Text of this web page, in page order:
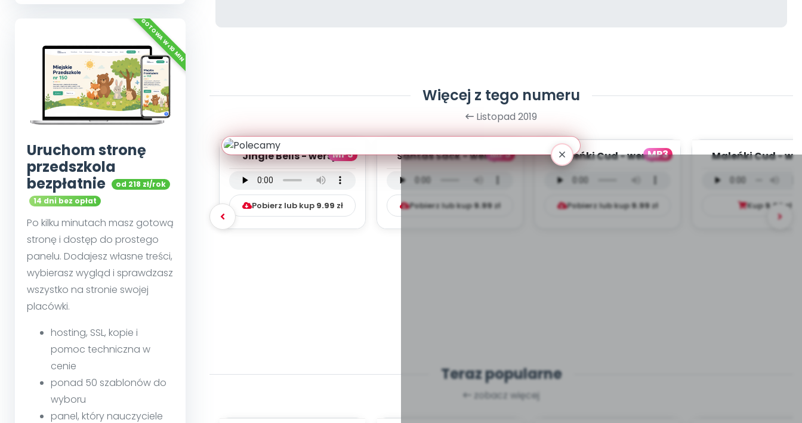
Uruchom stronę
przedszkola
bezpłatnie
od 218 zł/rok
14 dni bez opłat
Po kilku minutach masz gotową
stronę i dostęp do prostego
panelu. Dodajesz własne treści,
wybierasz wygląd i sprawdzasz
wszystko na stronie swojej
placówki.
hosting, SSL, kopie i
pomoc techniczna w
cenie
ponad 50 szablonów do
wyboru
panel, który nauczyciele
Więcej z tego numeru
Listopad 2019
MP3
Jingle Bells - wersja
instrumentalna (PD,
mp3)
Pobierz lub kup 9.99 zł
MP3
Santas Sack - wersja
instrumentalna (PD,
Pobierz lub kup9.99zł
MP3
Maleńki Cud - wersja
instrumentalna (PD,
Pobierz lub kup9.99zł
Maleńki Cud -
Kup9.99 zł
Teraz popularne
zobacz więcej